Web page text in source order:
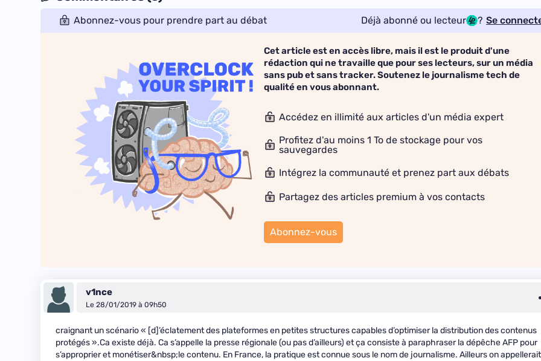
Abonnez-vous pour prendre part au débat Déjà abonné ou lecteur ? Se
Cet article est en accès libre, mais il est le produit d'une
rédaction qui ne travaille que pour ses lecteurs, sur un média
sans pub et sans tracker. Soutenez le journalisme tech de
qualité en vous abonnant.
Accédez en illimité aux articles d'un média expert
Profitez d'au moins 1 To de stockage pour vos
sauvegardes
Intégrez la communauté et prenez part aux débats
Partagez des articles premium à vos contacts
Abonnez-vous
v1nce
Le 28/01/2019 à 09h50
craignant un scénario « [d]’éclatement des plateformes en petites structures capables d’optimiser la distribution des contenus
protégés ».Ca existe déjà. Ca s’appelle la presse régionale (ou pas d’ailleurs) et ça consiste à paraphraser la dépêche AFP pour
s’approprier et monétiser&nbsp;le contenu. En France, la pratique est connue sous le nom de journalisme. Ailleurs on appellerait